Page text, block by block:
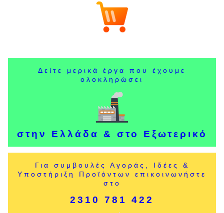
Δείτε μερικά έργα που έχουμε
ολοκληρώσει
στην Ελλάδα & στο Εξωτερικό
Για συμβουλές Αγοράς, Ιδέες &
Υποστήριξη Προϊόντων επικοινωνήστε
στο
2310 781 422